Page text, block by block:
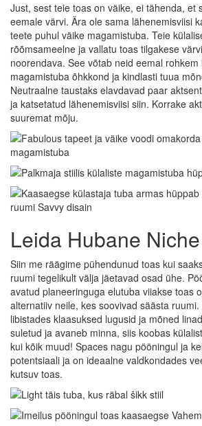
Just, sest teie toas on väike, ei tähenda, et
eemale värvi. Ära ole sama lähenemisviisi
teete puhul väike magamistuba. Teie
rõõmsameelne ja vallatu toas tilgakese
noorendava. See võtab neid eemal rohkem
magamistuba õhkkond ja kindlasti tuua
Neutraalne taustaks elavdavad paar
ja katsetatud lähenemisviisi siin. Korrake
suuremat mõju.
Leida Hubane Niche
Siin me räägime pühendunud toas kui
ruumi tegelikult välja jäetavad osad ühe.
avatud planeeringuga elutuba viiakse toas
alternatiiv neile, kes soovivad säästa
libistades klaasuksed lugusid ja mõned
suletud ja avaneb minna, siis koobas
kui kõik muud! Spaces nagu pööningul ja
potentsiaali ja on ideaalne valdkondades
kutsuv toas.